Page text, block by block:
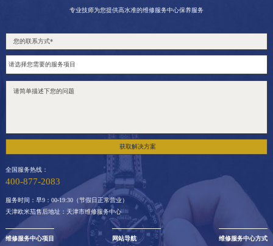
专业技师为您提供高水准的维修服务中心保养服务
获取解决方案
全国服务热线：
400-877-2083
服务时间：早9：00-19:30（节假日正常营业）
天津欧米茄售后地址：天津市维修服务中心
维修服务中心项目
网站导航
维修服务中心方式